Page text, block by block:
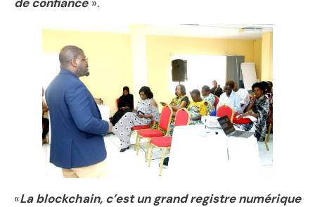
«La blockchain, c’est un grand registre numérique